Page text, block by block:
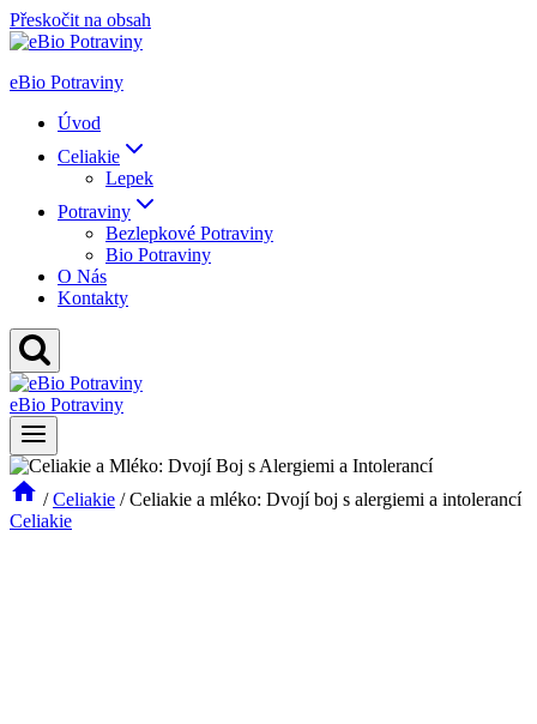
Přeskočit na obsah
eBio Potraviny
Úvod
Celiakie
Lepek
Potraviny
Bezlepkové Potraviny
Bio Potraviny
O Nás
Kontakty
eBio Potraviny
/ Celiakie / Celiakie a mléko: Dvojí boj s alergiemi a intolerancí
Celiakie